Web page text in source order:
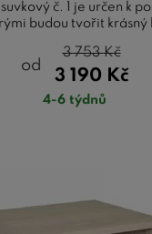
č. 1 je určen k
budou tvořit krásný
od
3 190 Kč
3 753Kč
4-6 týdnů